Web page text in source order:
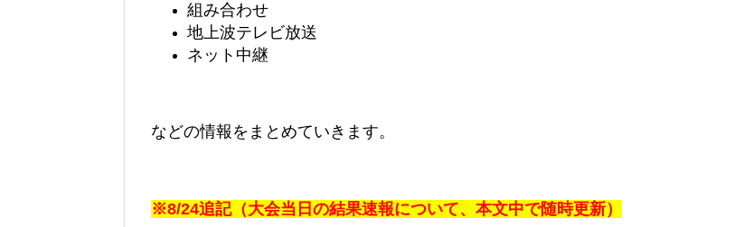
組み合わせ
地上波テレビ放送
ネット中継
などの情報をまとめていきます。
※8/24追記（大会当日の結果速報について、本文中で随時更新）